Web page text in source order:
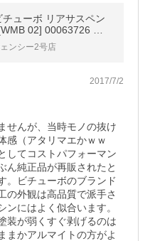
ューボ リアサスペン
02] 00063726 ホ
〜2002年
ンシー2号店
2017/7/2
せんが、当時モノの抜け
感（アタリマエかｗｗ
してコストパフォーマン
ん純正品が再販されたと
。ビチューボのブランド
の外観は高品質で派手さ
にはよく似合います。
装が弱くすぐ剥げるのは
まかアルマイトの方がよ